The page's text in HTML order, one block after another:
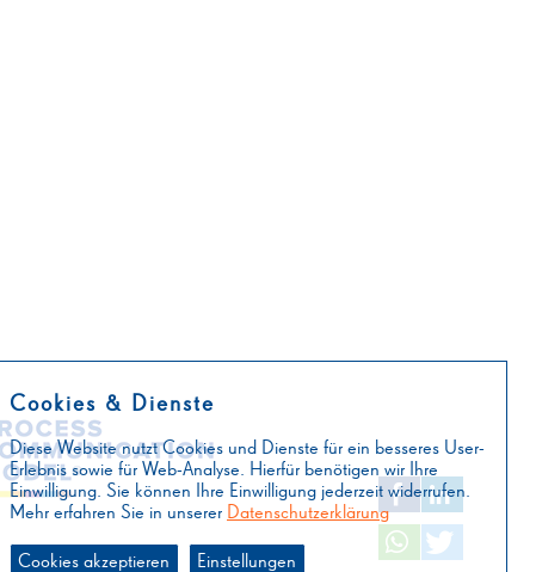
Cookies & Dienste
Diese Website nutzt Cookies und Dienste für ein besseres User-
Erlebnis sowie für Web-Analyse. Hierfür benötigen wir Ihre
Einwilligung. Sie können Ihre Einwilligung jederzeit widerrufen.
Mehr erfahren Sie in unserer Datenschutzerklärung
Cookies akzeptieren Einstellungen